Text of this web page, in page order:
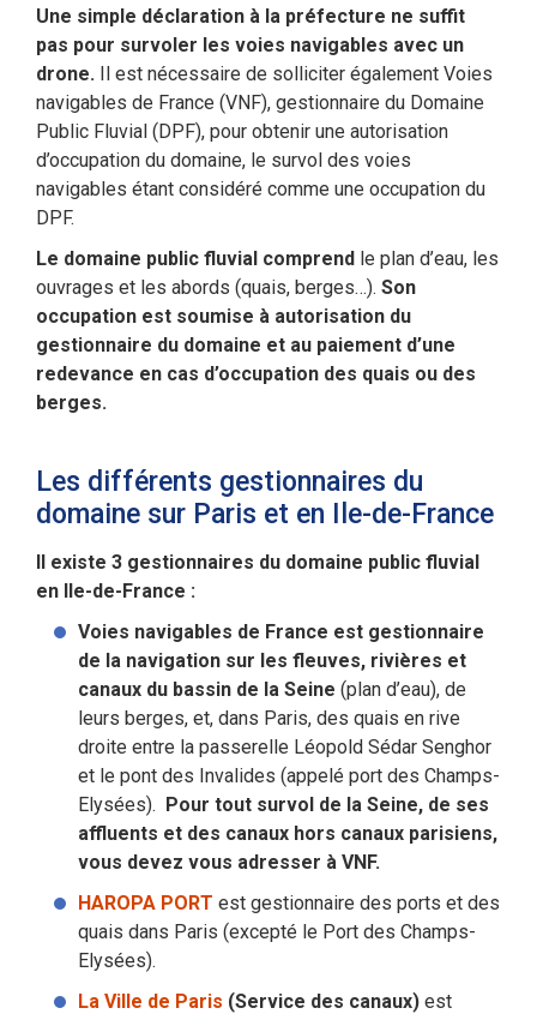
Une simple déclaration à la préfecture ne suffit
pas pour survoler les voies navigables avec un
drone. Il est nécessaire de solliciter également Voies
navigables de France (VNF), gestionnaire du Domaine
Public Fluvial (DPF), pour obtenir une autorisation
d’occupation du domaine, le survol des voies
navigables étant considéré comme une occupation du
DPF.
Le domaine public fluvial comprend le plan d’eau, les
ouvrages et les abords (quais, berges…). Son
occupation est soumise à autorisation du
gestionnaire du domaine et au paiement d’une
redevance en cas d’occupation des quais ou des
berges.
Les différents gestionnaires du
domaine sur Paris et en Ile-de-France
Il existe 3 gestionnaires du domaine public fluvial
en Ile-de-France :
Voies navigables de France est gestionnaire
de la navigation sur les fleuves, rivières et
canaux du bassin de la Seine (plan d’eau), de
leurs berges, et, dans Paris, des quais en rive
droite entre la passerelle Léopold Sédar Senghor
et le pont des Invalides (appelé port des Champs-
Elysées). Pour tout survol de la Seine, de ses
affluents et des canaux hors canaux parisiens,
vous devez vous adresser à VNF.
HAROPA PORT est gestionnaire des ports et des
quais dans Paris (excepté le Port des Champs-
Elysées).
La Ville de Paris (Service des canaux) est